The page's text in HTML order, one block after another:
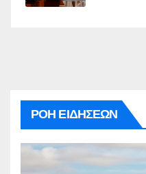
ΡΟΗ ΕΙΔΗΣΕΩΝ